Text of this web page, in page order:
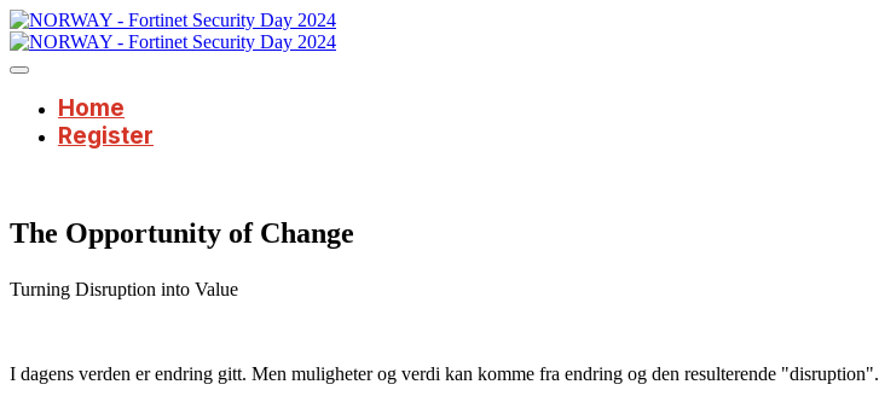
Home
Register
The Opportunity of Change
Turning Disruption into Value
I dagens verden er endring gitt. Men muligheter og verdi kan komme fra endring og den resulterende "disruption".